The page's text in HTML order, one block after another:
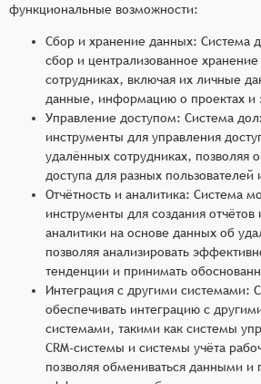
функциональные возможности:
Сбор и хранение данных: Система
сбор и централизованное
сотрудниках, включая их личные
данные, информацию о проектах и
Управление доступом: Система
инструменты для управления
удалённых сотрудниках, позволяя
доступа для разных пользователей
Отчётность и аналитика: Система
инструменты для создания
аналитики на основе данных об
позволяя анализировать
тенденции и принимать
Интеграция с другими системами:
обеспечивать интеграцию с
системами, такими как системы
CRM-системы и системы учёта
позволяя обмениваться данными и